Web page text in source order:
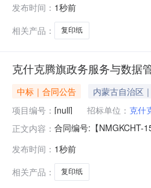
的信息：主要标的名称
发布时间： 1秒前
相关产品：
复印纸
克什克腾旗政务服务与数据
中标｜合同公告 内蒙古自治区
项目编号： [null] 招标单位： 克什
正文内容： 合同编号:【NMGKCHT-
系人：耿福东合同主要
发布时间： 1秒前
相关产品：
复印纸